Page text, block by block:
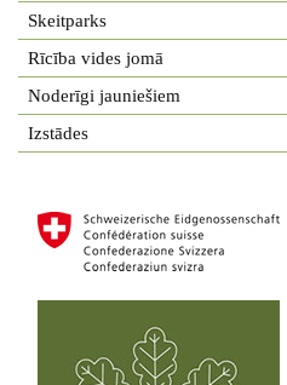
Skeitparks
Rīcība vides jomā
Noderīgi jauniešiem
Izstādes